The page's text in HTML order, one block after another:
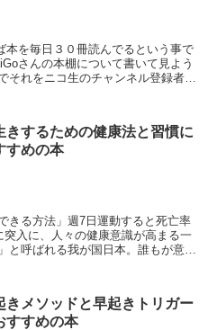
本を毎日３０冊読んでるという事で
さんの本棚について書いて見よう
それをニコ生のチャンネル登録者に
きするための健康法と習慣に
すめの本
きる方法」週7日運動すると死亡率
入に、人々の健康意識が高まる一
呼ばれる我が国日本。誰もが意識
きメソッドと早起きトリガー
すすめの本